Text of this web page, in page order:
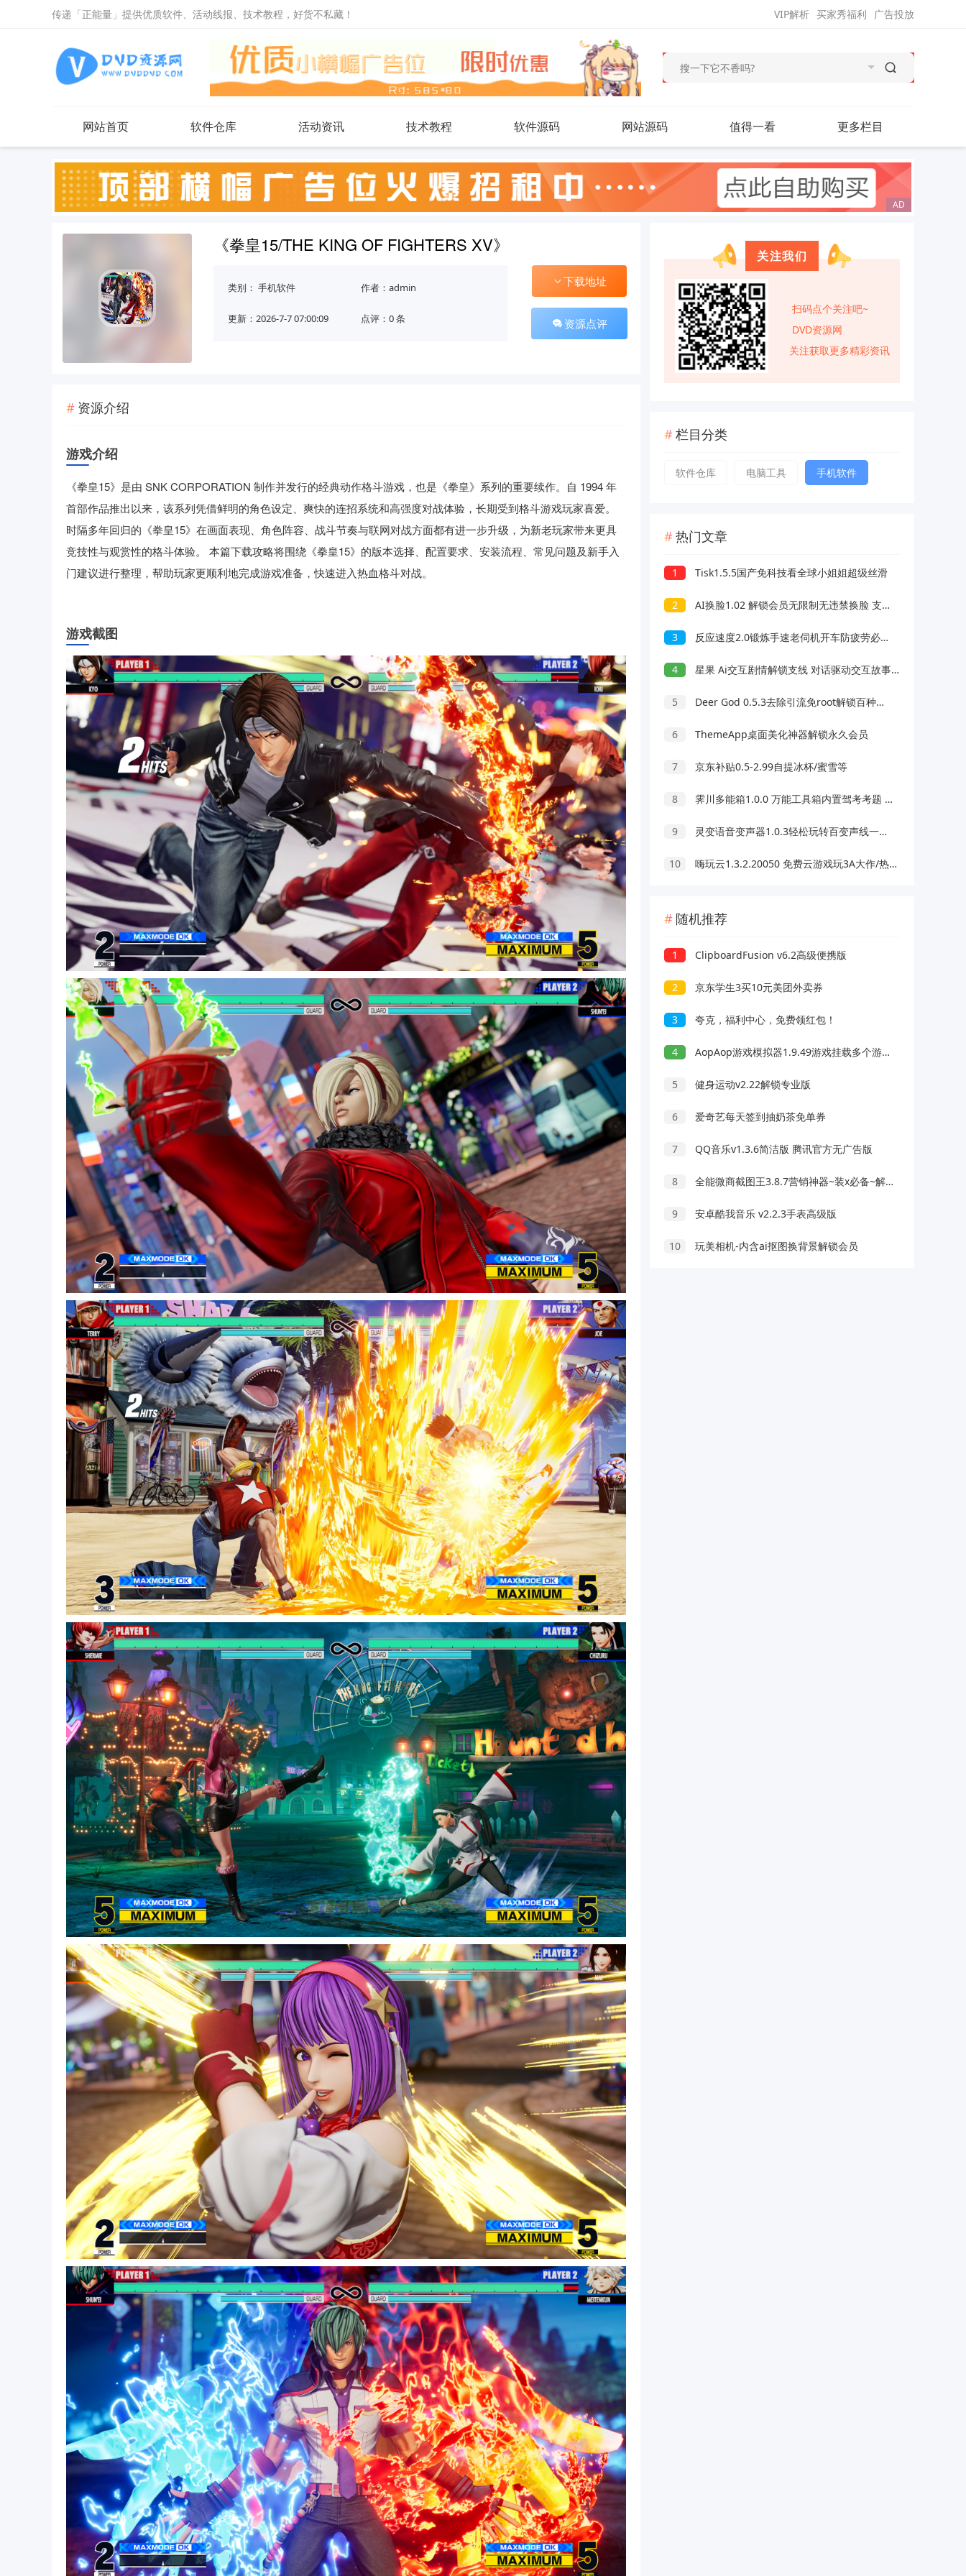
传递「正能量」提供优质软件、活动线报、技术教程，好货不私藏！ 广告投放
买家秀福利
VIP解析
网站首页 软件仓库 活动资讯 技术教程 软件源码 网站源码 值得一看 更多栏目
《拳皇15/THE KING OF FIGHTERS XV》
类别： 手机软件 作者：admin
更新：2026-7-7 07:00:09 点评：0 条
下载地址
资源点评
资源介绍
游戏介绍
《拳皇15》是由 SNK CORPORATION 制作并发行的经典动作格斗游戏，也是《拳皇》系列的重要续作。自 1994 年
首部作品推出以来，该系列凭借鲜明的角色设定、爽快的连招系统和高强度对战体验，长期受到格斗游戏玩家喜爱。
时隔多年回归的《拳皇15》在画面表现、角色阵容、战斗节奏与联网对战方面都有进一步升级，为新老玩家带来更具
竞技性与观赏性的格斗体验。 本篇下载攻略将围绕《拳皇15》的版本选择、配置要求、安装流程、常见问题及新手入
门建议进行整理，帮助玩家更顺利地完成游戏准备，快速进入热血格斗对战。
游戏截图
关注我们
扫码点个关注吧~
DVD资源网
关注获取更多精彩资讯
栏目分类
软件仓库 电脑工具 手机软件
热门文章
1 Tisk1.5.5国产免科技看全球小姐姐超级丝滑
2 AI换脸1.02 解锁会员无限制无违禁换脸 支持照片/视频
3 反应速度2.0锻炼手速老伺机开车防疲劳必备
4 星果 Ai交互剧情解锁支线 对话驱动交互故事剧情
5 Deer God 0.5.3去除引流免root解锁百种软件会员
6 ThemeApp桌面美化神器解锁永久会员
7 京东补贴0.5-2.99自提冰杯/蜜雪等
8 霁川多能箱1.0.0 万能工具箱内置驾考考题 去水印等功能
9 灵变语音变声器1.0.3轻松玩转百变声线一键变声
10 嗨玩云1.3.2.20050 免费云游戏玩3A大作/热门游戏 无延迟免下载
随机推荐
1 ClipboardFusion v6.2高级便携版
2 京东学生3买10元美团外卖券
3 夸克，福利中心，免费领红包！
4 AopAop游戏模拟器1.9.49游戏挂载多个游戏运行
5 健身运动v2.22解锁专业版
6 爱奇艺每天签到抽奶茶免单券
7 QQ音乐v1.3.6简洁版 腾讯官方无广告版
8 全能微商截图王3.8.7营销神器~装x必备~解锁会员
9 安卓酷我音乐 v2.2.3手表高级版
10 玩美相机-内含ai抠图换背景解锁会员